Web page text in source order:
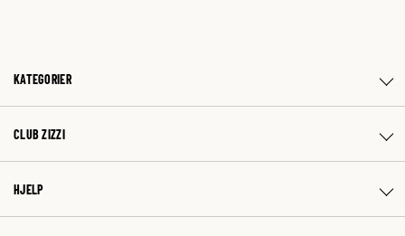
KATEGORIER
CLUB ZIZZI
HJELP